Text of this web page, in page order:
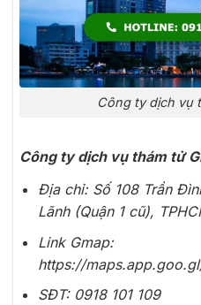
Công ty dịch vụ
Công ty dịch vụ thám tử
Địa chỉ: Số 108 Trần
Lãnh (Quận 1 cũ),
Link Gmap:
https://
SĐT: 0918 101 109